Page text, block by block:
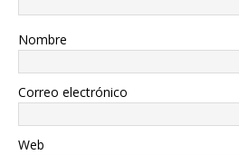
Nombre
Correo electrónico
Web